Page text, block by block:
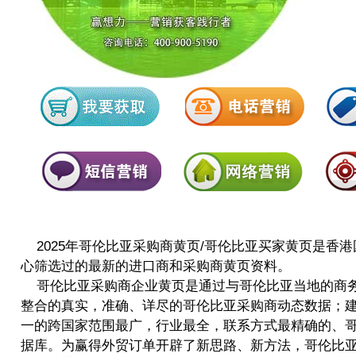
2025年哥伦比亚采购商黄页/哥伦比亚买家黄页是香港
心筛选过的最新的进口商和采购商黄页资料。
哥伦比亚采购商企业黄页是通过与哥伦比亚当地的商
整合的真实，准确、详尽的哥伦比亚采购商动态数据；
一的跨国家范围最广，行业最全，联系方式最精确的、
据库。为赢得外贸订单开辟了新思路、新方法，哥伦比